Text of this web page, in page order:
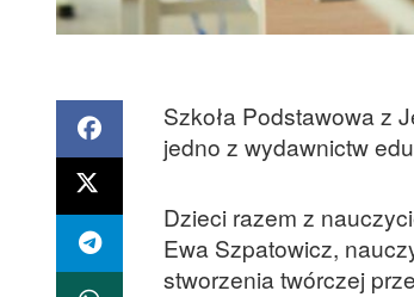
Szkoła Podstawowa z
jedno z wydawnictw
Dzieci razem z
Ewa Szpatowicz,
stworzenia twórczej